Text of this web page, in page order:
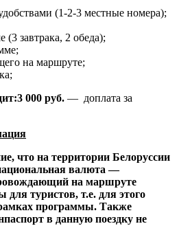
(1-2-3 местные номера);
завтрака, 2 обеда);
на маршруте;
000 руб. — доплата за
что на территории Белоруссии
валюта —
на маршруте
для туристов, т.е. для этого
программы. Также
в данную поездку не